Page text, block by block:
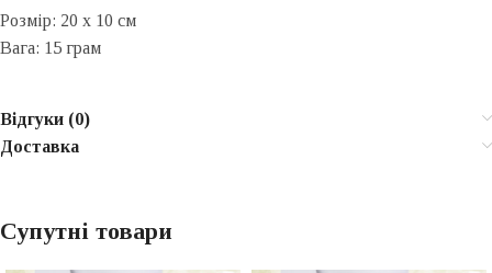
Розмір: 20 х 10 см
Вага: 15 грам
Відгуки (0)
Доставка
Супутні товари